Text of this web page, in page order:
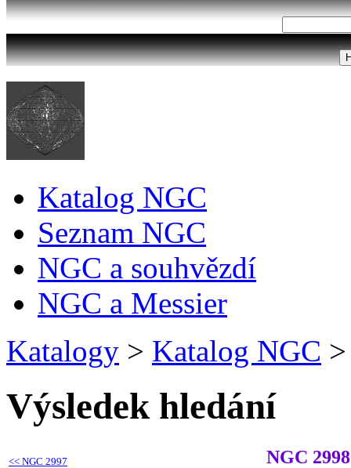
Katalog NGC
Seznam NGC
NGC a souhvězdí
NGC a Messier
Katalogy > Katalog NGC >
Výsledek hledání
<< NGC 2997 NGC 2998